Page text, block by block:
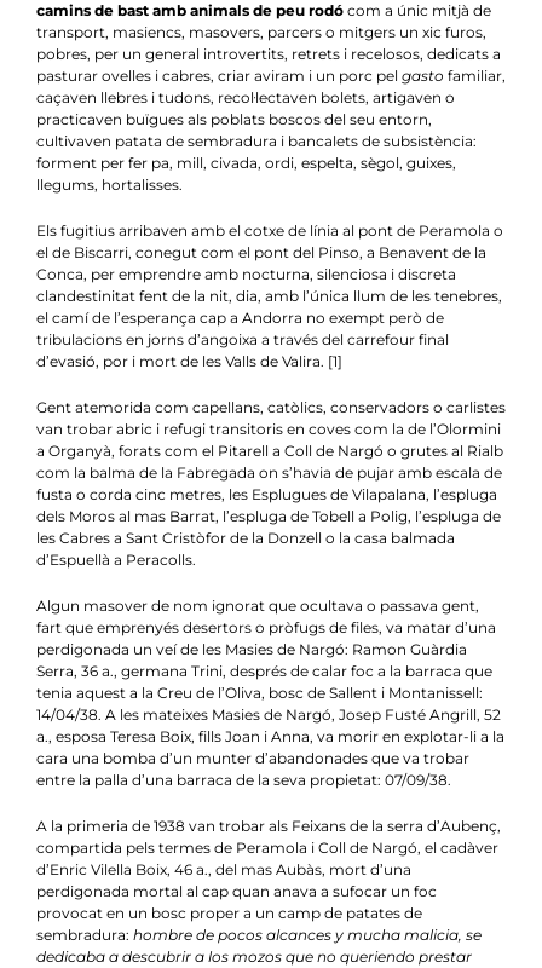
camins de bast amb animals de peu rodó com a únic mitjà de
transport, masiencs, masovers, parcers o mitgers un xic furos,
pobres, per un general introvertits, retrets i recelosos, dedicats a
pasturar ovelles i cabres, criar aviram i un porc pel gasto familiar,
caçaven llebres i tudons, recol·lectaven bolets, artigaven o
practicaven buïgues als poblats boscos del seu entorn,
cultivaven patata de sembradura i bancalets de subsistència:
forment per fer pa, mill, civada, ordi, espelta, sègol, guixes,
llegums, hortalisses.
Els fugitius arribaven amb el cotxe de línia al pont de Peramola o
el de Biscarri, conegut com el pont del Pinso, a Benavent de la
Conca, per emprendre amb nocturna, silenciosa i discreta
clandestinitat fent de la nit, dia, amb l’única llum de les tenebres,
el camí de l’esperança cap a Andorra no exempt però de
tribulacions en jorns d’angoixa a través del carrefour final
d’evasió, por i mort de les Valls de Valira. [1]
Gent atemorida com capellans, catòlics, conservadors o carlistes
van trobar abric i refugi transitoris en coves com la de l’Olormini
a Organyà, forats com el Pitarell a Coll de Nargó o grutes al Rialb
com la balma de la Fabregada on s’havia de pujar amb escala de
fusta o corda cinc metres, les Esplugues de Vilapalana, l’espluga
dels Moros al mas Barrat, l’espluga de Tobell a Polig, l’espluga de
les Cabres a Sant Cristòfor de la Donzell o la casa balmada
d’Espuellà a Peracolls.
Algun masover de nom ignorat que ocultava o passava gent,
fart que emprenyés desertors o pròfugs de files, va matar d’una
perdigonada un veí de les Masies de Nargó: Ramon Guàrdia
Serra, 36 a., germana Trini, després de calar foc a la barraca que
tenia aquest a la Creu de l’Oliva, bosc de Sallent i Montanissell:
14/04/38. A les mateixes Masies de Nargó, Josep Fusté Angrill, 52
a., esposa Teresa Boix, fills Joan i Anna, va morir en explotar-li a la
cara una bomba d’un munter d’abandonades que va trobar
entre la palla d’una barraca de la seva propietat: 07/09/38.
A la primeria de 1938 van trobar als Feixans de la serra d’Aubenç,
compartida pels termes de Peramola i Coll de Nargó, el cadàver
d’Enric Vilella Boix, 46 a., del mas Aubàs, mort d’una
perdigonada mortal al cap quan anava a sufocar un foc
provocat en un bosc proper a un camp de patates de
sembradura: hombre de pocos alcances y mucha malicia, se
dedicaba a descubrir a los mozos que no queriendo prestar